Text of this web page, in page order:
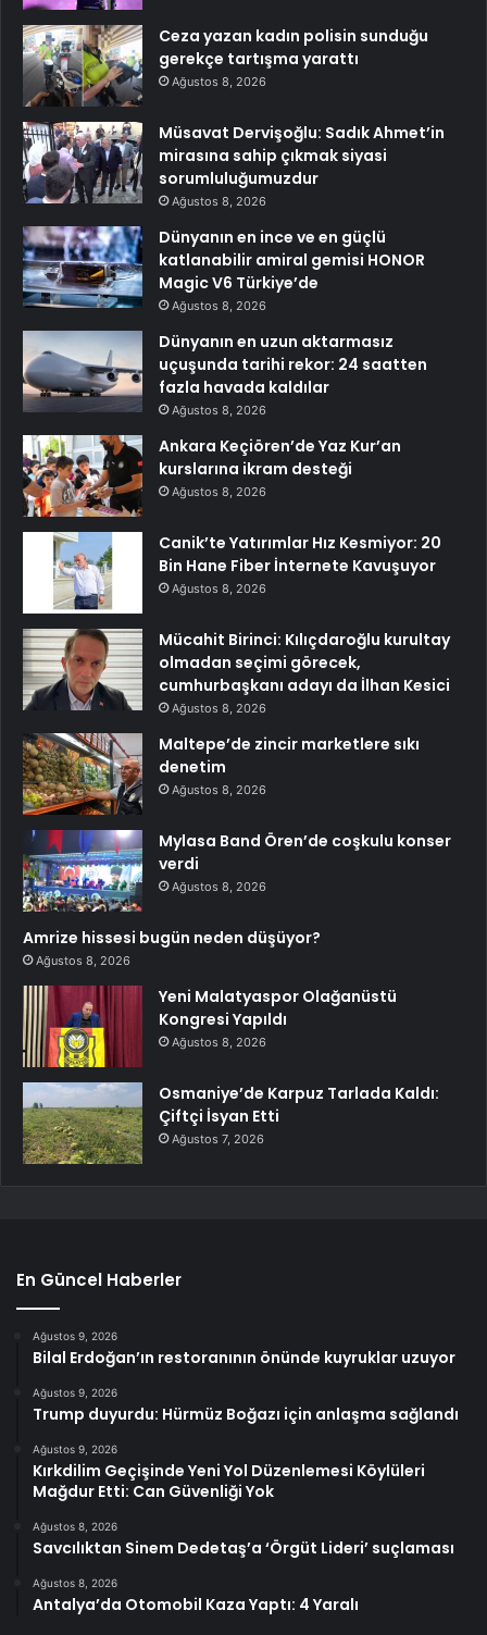
Ceza yazan kadın polisin sunduğu
gerekçe tartışma yarattı
Ağustos 8, 2026
Müsavat Dervişoğlu: Sadık Ahmet’in
mirasına sahip çıkmak siyasi
sorumluluğumuzdur
Ağustos 8, 2026
Dünyanın en ince ve en güçlü
katlanabilir amiral gemisi HONOR
Magic V6 Türkiye’de
Ağustos 8, 2026
Dünyanın en uzun aktarmasız
uçuşunda tarihi rekor: 24 saatten
fazla havada kaldılar
Ağustos 8, 2026
Ankara Keçiören’de Yaz Kur’an
kurslarına ikram desteği
Ağustos 8, 2026
Canik’te Yatırımlar Hız Kesmiyor: 20
Bin Hane Fiber İnternete Kavuşuyor
Ağustos 8, 2026
Mücahit Birinci: Kılıçdaroğlu kurultay
olmadan seçimi görecek,
cumhurbaşkanı adayı da İlhan Kesici
Ağustos 8, 2026
Maltepe’de zincir marketlere sıkı
denetim
Ağustos 8, 2026
Mylasa Band Ören’de coşkulu konser
verdi
Ağustos 8, 2026
Amrize hissesi bugün neden düşüyor?
Ağustos 8, 2026
Yeni Malatyaspor Olağanüstü
Kongresi Yapıldı
Ağustos 8, 2026
Osmaniye’de Karpuz Tarlada Kaldı:
Çiftçi İsyan Etti
Ağustos 7, 2026
En Güncel Haberler
Ağustos 9, 2026
Bilal Erdoğan’ın restoranının önünde kuyruklar uzuyor
Ağustos 9, 2026
Trump duyurdu: Hürmüz Boğazı için anlaşma sağlandı
Ağustos 9, 2026
Kırkdilim Geçişinde Yeni Yol Düzenlemesi Köylüleri
Mağdur Etti: Can Güvenliği Yok
Ağustos 8, 2026
Savcılıktan Sinem Dedetaş’a ‘Örgüt Lideri’ suçlaması
Ağustos 8, 2026
Antalya’da Otomobil Kaza Yaptı: 4 Yaralı